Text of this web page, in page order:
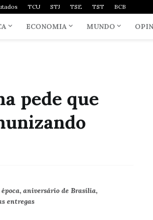
TCU STJ TSE TST BCB
ECONOMIA MUNDO
pede que
aniversário de Brasília,
entregas